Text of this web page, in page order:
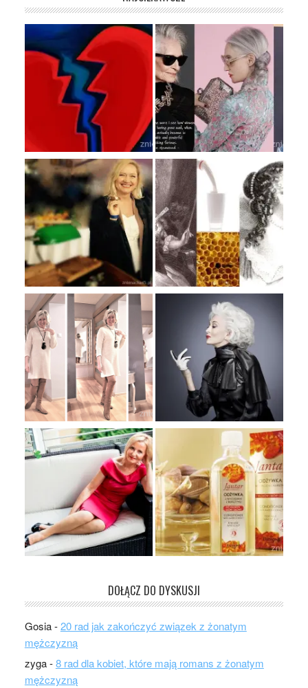
DOŁĄCZ DO DYSKUSJI
Gosia-20 rad jak zakończyć związek z żonatym
mężczyzną
zyga-8 rad dla kobiet, które mają romans z żonatym
mężczyzną